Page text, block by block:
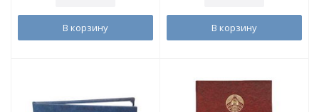
В корзину В корзину